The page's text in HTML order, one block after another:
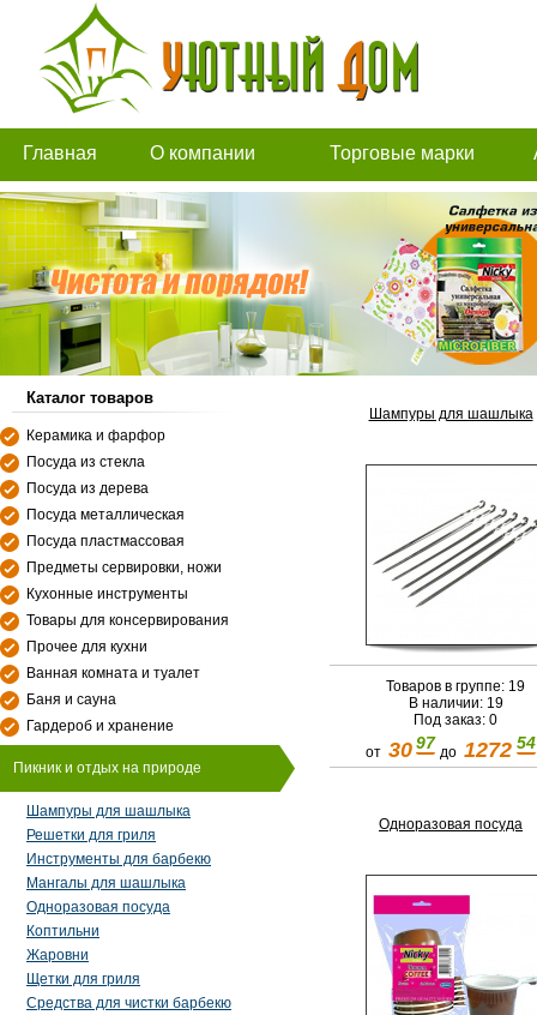
Главная О компании Торговые марки
Каталог товаров
Керамика и фарфор
Посуда из стекла
Посуда из дерева
Посуда металлическая
Посуда пластмассовая
Предметы сервировки, ножи
Кухонные инструменты
Товары для консервирования
Прочее для кухни
Ванная комната и туалет
Баня и сауна
Гардероб и хранение
Пикник и отдых на природе
Шампуры для шашлыка
Решетки для гриля
Инструменты для барбекю
Мангалы для шашлыка
Одноразовая посуда
Коптильни
Жаровни
Щетки для гриля
Средства для чистки барбекю
Шампуры для шашлыка
Товаров в группе: 19
В наличии: 19
Под заказ: 0
от 30 97до1272 54
Одноразовая посуда